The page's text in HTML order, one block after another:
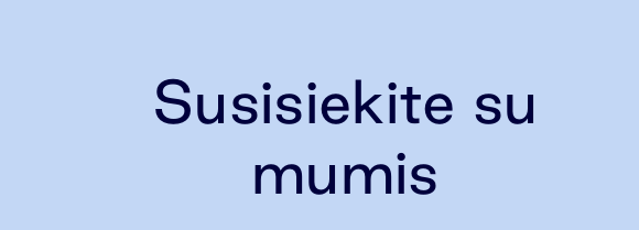
Susisiekite su
mumis